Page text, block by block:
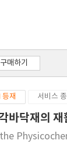
구매하기
등재 서비스
바닥재의